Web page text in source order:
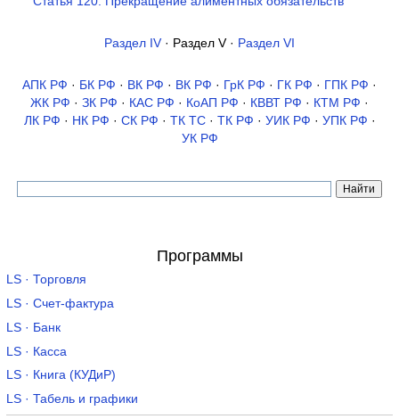
Раздел IV · Раздел V · Раздел VI
АПК РФ · БК РФ · ВК РФ · ВК РФ · ГрК РФ · ГК РФ · ГПК РФ ·
ЖК РФ · ЗК РФ · КАС РФ · КоАП РФ · КВВТ РФ · КТМ РФ ·
ЛК РФ · НК РФ · СК РФ · ТК TC· ТК РФ · УИК РФ · УПК РФ ·
УК РФ
Программы
LS · Торговля
LS · Счет-фактура
LS · Банк
LS · Касса
LS · Книга (КУДиР)
LS · Табель и графики